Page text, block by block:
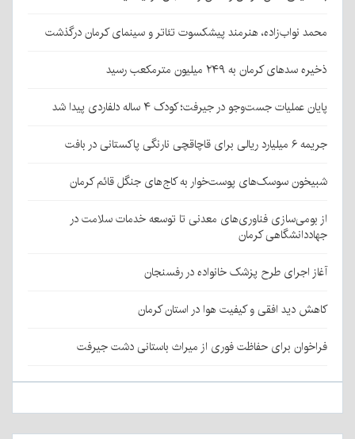
محمد نواب‌زاده، هنرمند پیشکسوت تئاتر و سینمای کرمان درگذشت
ذخیره سدهای کرمان به ۲۴۹ میلیون مترمکعب رسید
پایان عملیات جست‌وجو در جیرفت؛ کودک ۴ ساله دلفاردی پیدا شد
جریمه ۶ میلیارد ریالی برای قاچاقچی نارنگی پاکستانی در بافت
شبیخون سوسک‌های پوست‌خوار به کاج‌های جنگل قائم کرمان
از بومی‌سازی فناوری‌های معدنی تا توسعه خدمات سلامت در
جهاددانشگاهی کرمان
آغاز اجرای طرح پزشک خانواده در رفسنجان
کاهش دید افقی و کیفیت هوا در استان کرمان
فراخوان برای حفاظت فوری از میراث باستانی دشت جیرفت